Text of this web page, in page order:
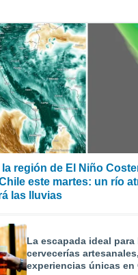
región de El Niño
este martes: un río
las lluvias
La escapada ideal para
cervecerías
experiencias únicas en